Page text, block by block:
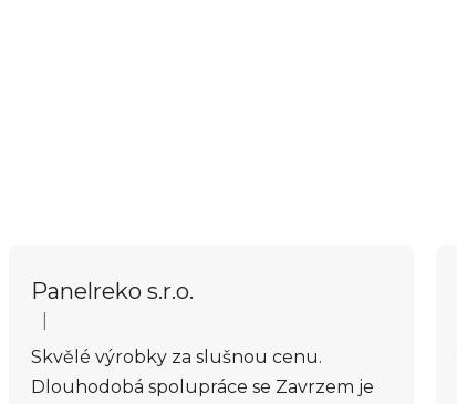
Panelreko s.r.o.
Hodnocení obchodu je 5 z 5 hvězdiček.
Skvělé výrobky za slušnou cenu.
Dlouhodobá spolupráce se Zavrzem je